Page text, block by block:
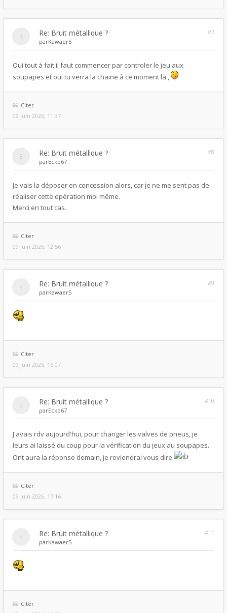
Re: Bruit métallique ?
#7
parKawaer5
Oui tout à fait il faut commencer par controler le jeu aux
soupapes et oui tu verra la chaine à ce moment la ,
Citer
09 juin 2026, 11:37
Re: Bruit métallique ?
#8
parEcko67
Je vais la déposer en concession alors, car je ne me sent pas de
réaliser cette opération moi même.
Merci en tout cas.
Citer
09 juin 2026, 12:56
Re: Bruit métallique ?
#9
parKawaer5
Citer
09 juin 2026, 16:07
Re: Bruit métallique ?
#10
parEcko67
J'avais rdv aujourd'hui, pour changer les valves de pneus, je
leurs ai laissé du coup pour la vérification du jeux au soupapes.
Ont aura la réponse demain, je reviendrai vous dire
Citer
09 juin 2026, 17:16
Re: Bruit métallique ?
#11
parKawaer5
Citer